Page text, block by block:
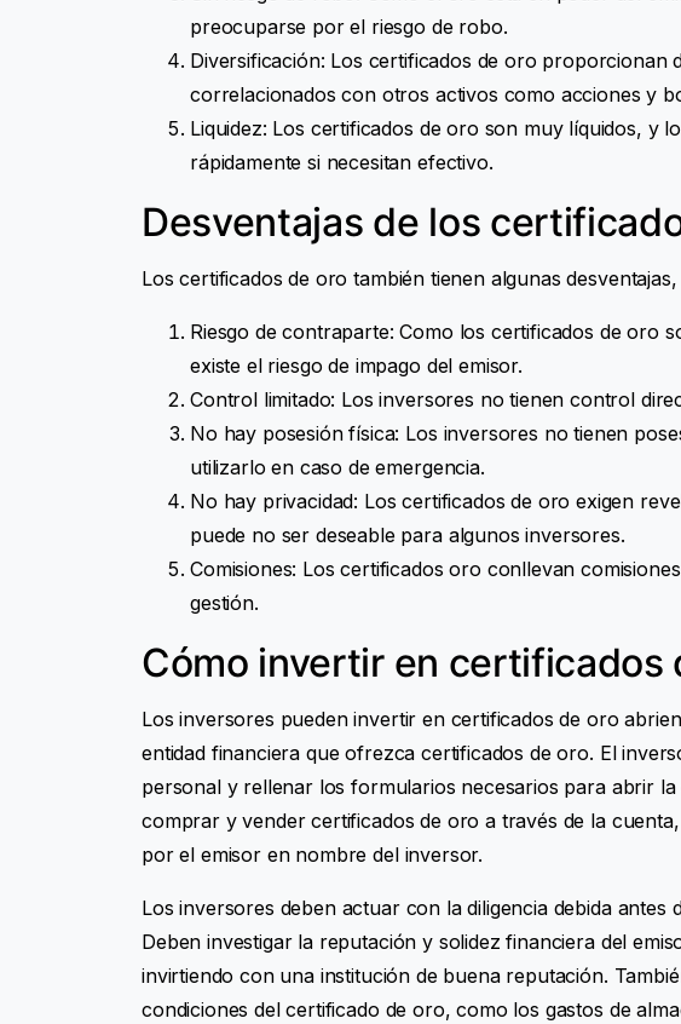
preocuparse por el riesgo de robo.
Diversificación: Los certificados de oro proporcionan
correlacionados con otros activos como acciones y
Liquidez: Los certificados de oro son muy líquidos, y
rápidamente si necesitan efectivo.
Desventajas de los
Los certificados de oro también tienen algunas
Riesgo de contraparte: Como los certificados de oro
existe el riesgo de impago del emisor.
Control limitado: Los inversores no tienen control
No hay posesión física: Los inversores no tienen
utilizarlo en caso de emergencia.
No hay privacidad: Los certificados de oro exigen
puede no ser deseable para algunos inversores.
Comisiones: Los certificados oro conllevan
gestión.
Cómo invertir en certificados
Los inversores pueden invertir en certificados de oro
entidad financiera que ofrezca certificados de oro. El
personal y rellenar los formularios necesarios para abrir
comprar y vender certificados de oro a través de la
por el emisor en nombre del inversor.
Los inversores deben actuar con la diligencia debida antes
Deben investigar la reputación y solidez financiera del
invirtiendo con una institución de buena reputación.
condiciones del certificado de oro, como los gastos de